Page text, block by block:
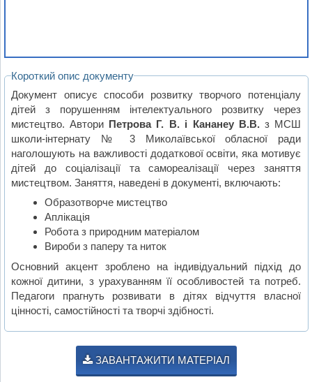
Короткий опис документу
Документ описує способи розвитку творчого потенціалу
дітей з порушенням інтелектуального розвитку через
мистецтво. Автори Петрова Г. В. і Кананеу В.В. з МСШ
школи-інтернату № 3 Миколаївської обласної ради
наголошують на важливості додаткової освіти, яка мотивує
дітей до соціалізації та самореалізації через заняття
мистецтвом. Заняття, наведені в документі, включають:
Образотворче мистецтво
Аплікація
Робота з природним матеріалом
Вироби з паперу та ниток
Основний акцент зроблено на індивідуальний підхід до
кожної дитини, з урахуванням її особливостей та потреб.
Педагоги прагнуть розвивати в дітях відчуття власної
цінності, самостійності та творчі здібності.
ЗАВАНТАЖИТИ МАТЕРІАЛ